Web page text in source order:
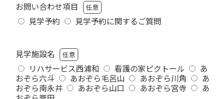
お問い合わせ項目 任意
見学予約 見学予約に関するご質問
見学施設名 任意
リハサービス西浦和 看護の家ピクトール
あ
おぞら六斗
あおぞら毛呂山 あおぞら川角
あ
おぞら南永井
あおぞら山口 あおぞら宮寺
あ